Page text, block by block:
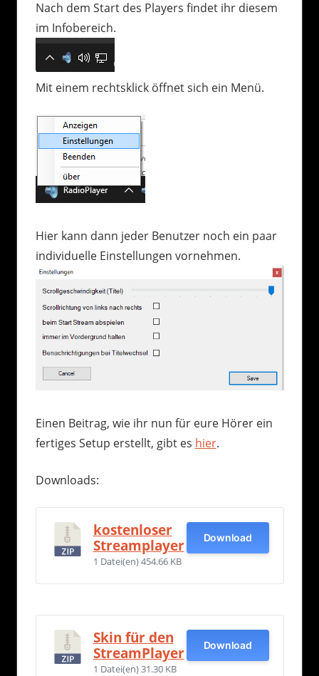
Nach dem Start des Players findet ihr diesem
im Infobereich.
Mit einem rechtsklick öffnet sich ein Menü.
Hier kann dann jeder Benutzer noch ein paar
individuelle Einstellungen vornehmen.
Einen Beitrag, wie ihr nun für eure Hörer ein
fertiges Setup erstellt, gibt es hier.
Downloads:
kostenloser
Streamplayer
1 Datei(en)454.66 KB
Download
Skin für den
StreamPlayer
1 Datei(en)31.30 KB
Download